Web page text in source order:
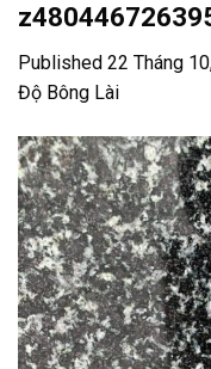
Published 22 Tháng
Độ Bông Lài